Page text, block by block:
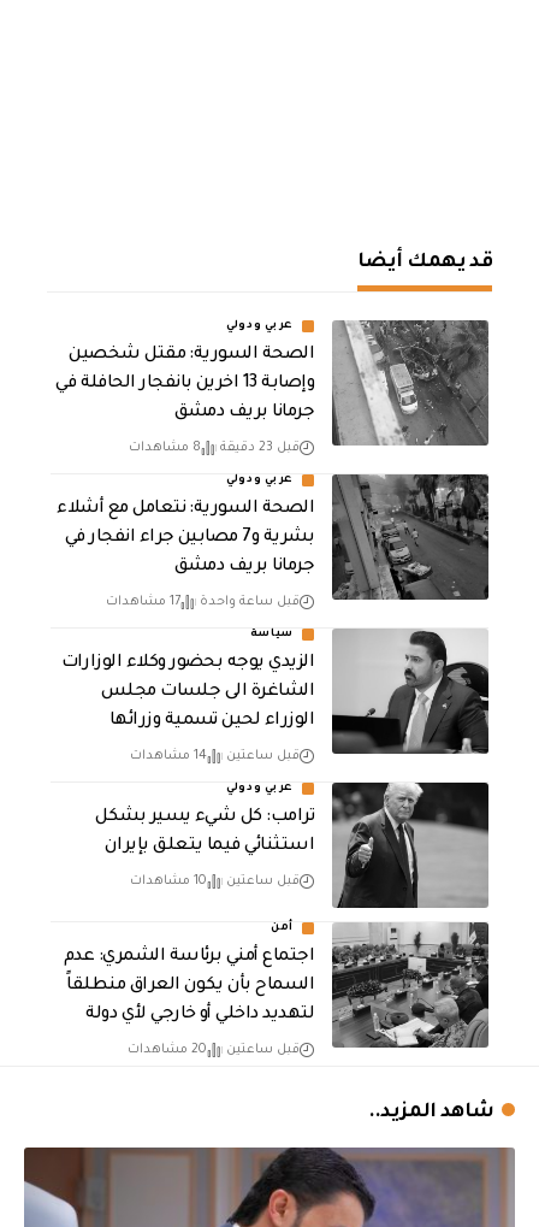
قد يهمك أيضا
عربي ودولي
الصحة السورية: مقتل شخصين
وإصابة 13 اخرين بانفجار الحافلة في
جرمانا بريف دمشق
قبل 23 دقيقة 8 مشاهدات
عربي ودولي
الصحة السورية: نتعامل مع أشلاء
بشرية و7 مصابين جراء انفجار في
جرمانا بريف دمشق
قبل ساعة واحدة 17 مشاهدات
سياسة
الزيدي يوجه بحضور وكلاء الوزارات
الشاغرة الى جلسات مجلس
الوزراء لحين تسمية وزرائها
قبل ساعتين 14 مشاهدات
عربي ودولي
ترامب: كل شيء يسير بشكل
استثنائي فيما يتعلق بإيران
قبل ساعتين 10 مشاهدات
أمن
اجتماع أمني برئاسة الشمري: عدم
السماح بأن يكون العراق منطلقاً
لتهديد داخلي أو خارجي لأي دولة
قبل ساعتين 20 مشاهدات
شاهد المزيد..